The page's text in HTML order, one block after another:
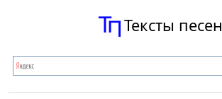
Тексты песен